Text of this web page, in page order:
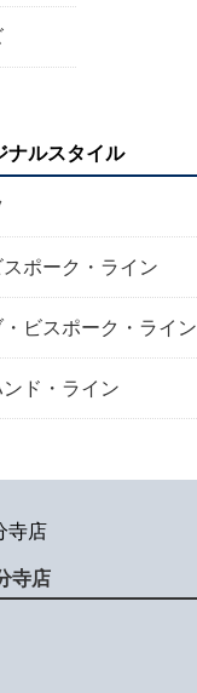
ナルスタイル
ポーク・ライン
ビスポーク・ライン
ド・ライン
寺店